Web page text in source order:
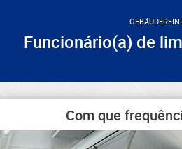
Funcionário(a) de
Com que